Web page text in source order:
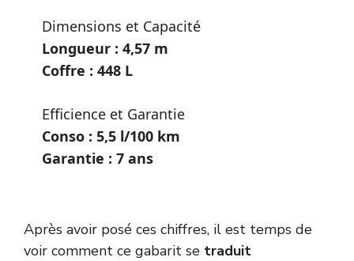
Dimensions et Capacité
Longueur : 4,57 m
Coffre : 448 L
Efficience et Garantie
Conso : 5,5 l/100 km
Garantie : 7 ans
Après avoir posé ces chiffres, il est temps de
voir comment ce gabarit se traduit